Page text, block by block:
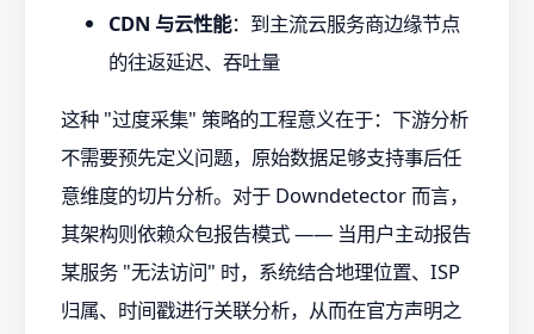
CDN 与云性能：到主流云服务商边缘节点
的往返延迟、吞吐量
这种 "过度采集" 策略的工程意义在于：下游分析
不需要预先定义问题，原始数据足够支持事后任
意维度的切片分析。对于 Downdetector 而言，
其架构则依赖众包报告模式 —— 当用户主动报告
某服务 "无法访问" 时，系统结合地理位置、ISP
归属、时间戳进行关联分析，从而在官方声明之